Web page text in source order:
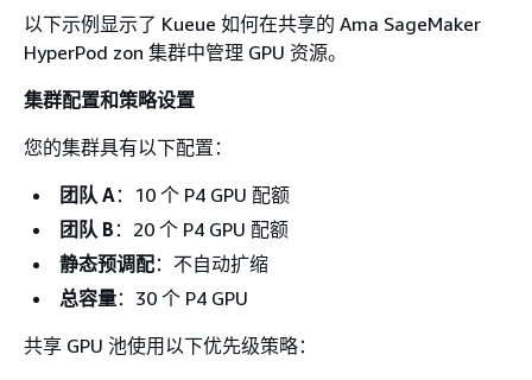
以下示例显示了 Kueue 如何在共享的 Ama SageMaker
HyperPod zon 集群中管理 GPU 资源。
集群配置和策略设置
您的集群具有以下配置：
团队 A：10 个 P4 GPU 配额
团队 B ：20 个 P4 GPU 配额
静态预调配：不自动扩缩
总容量：30 个 P4 GPU
共享 GPU 池使用以下优先级策略：